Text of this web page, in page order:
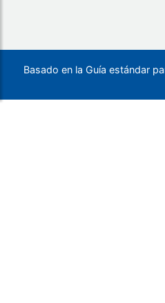
Basado en la Guía estándar